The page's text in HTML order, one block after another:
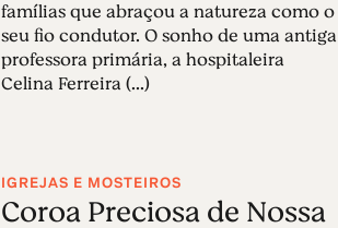
famílias que abraçou a natureza como o
seu fio condutor. O sonho de uma antiga
professora primária, a hospitaleira
Celina Ferreira (...)
IGREJAS E MOSTEIROS
Coroa Preciosa de Nossa